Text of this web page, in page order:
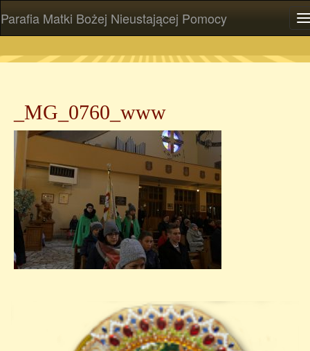
Parafia Matki Bożej Nieustającej Pomocy
_MG_0760_www